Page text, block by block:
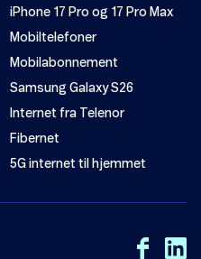
iPhone 17 Pro og 17 Pro Max
Mobiltelefoner
Mobilabonnement
Samsung Galaxy S26
Internet fra Telenor
Fibernet
5G internet til hjemmet